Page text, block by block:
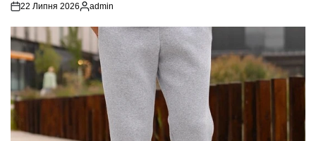
22 Липня 2026
Опубліковано
admin